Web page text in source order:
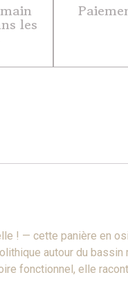
les
! — cette panière en
autour du bassin
fonctionnel, elle